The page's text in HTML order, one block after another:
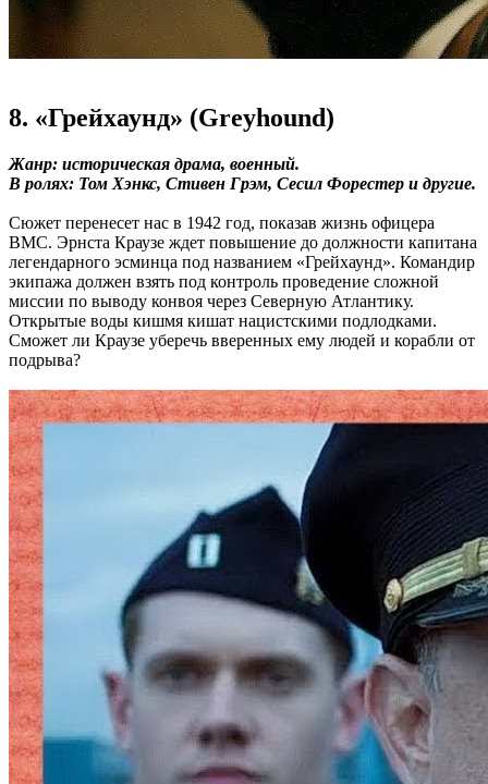
8. «Грейхаунд» (Greyhound)
Жанр: историческая драма, военный.
В ролях: Том Хэнкс, Стивен Грэм, Сесил Форестер и другие.
Сюжет перенесет нас в 1942 год, показав жизнь офицера
ВМС. Эрнста Краузе ждет повышение до должности капитана
легендарного эсминца под названием «Грейхаунд». Командир
экипажа должен взять под контроль проведение сложной
миссии по выводу конвоя через Северную Атлантику.
Открытые воды кишмя кишат нацистскими подлодками.
Сможет ли Краузе уберечь вверенных ему людей и корабли от
подрыва?